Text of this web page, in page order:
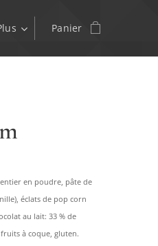
Panier
en poudre, pâte de
éclats de pop corn
au lait: 33 % de
à coque, gluten.